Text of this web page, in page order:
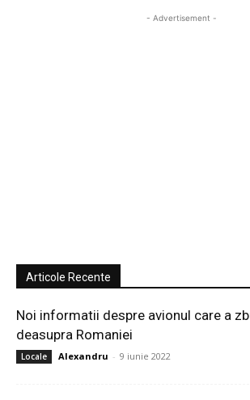
- Advertisement -
Articole Recente
Noi informatii despre avionul care a
deasupra Romaniei
Locale Alexandru - 9 iunie 2022